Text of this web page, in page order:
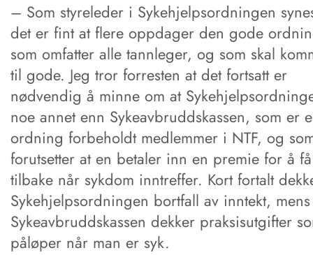
– Som styreleder i Sykehjelpsordningen
det er fint at flere oppdager den gode
som omfatter alle tannleger, og som skal
til gode. Jeg tror forresten at det fortsatt er
nødvendig å minne om at
noe annet enn Sykeavbruddskassen, som er
ordning forbeholdt medlemmer i NTF, og
forutsetter at en betaler inn en premie for å
tilbake når sykdom inntreffer. Kort fortalt
Sykehjelpsordningen bortfall av inntekt, mens
Sykeavbruddskassen dekker praksisutgifter
påløper når man er syk.